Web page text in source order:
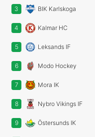
3 BIK Karlskoga
4 Kalmar HC
5 Leksands IF
6 Modo Hockey
7 Mora IK
8 Nybro Vikings IF
9 Östersunds IK